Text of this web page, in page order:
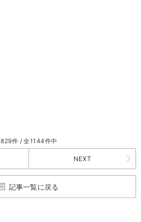
829件 / 全1144件中
NEXT
記事一覧に戻る